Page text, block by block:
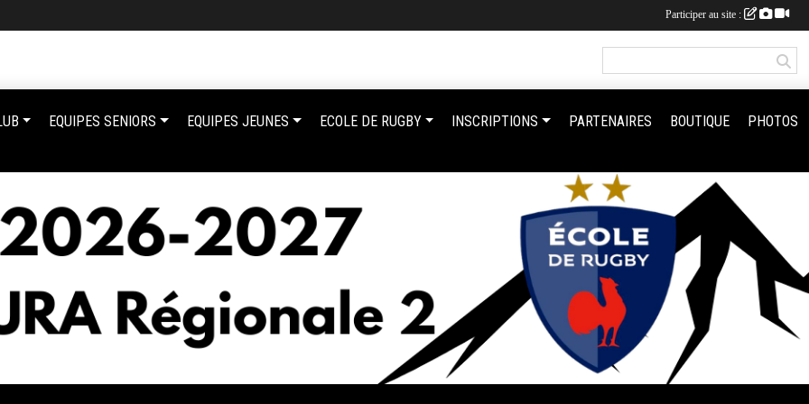
EQUIPES SENIORS EQUIPES JEUNES ECOLE DE RUGBY INSCRIPTIONS PARTENAIRES BOUTIQUE PHOTOS
Participer au site :